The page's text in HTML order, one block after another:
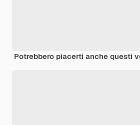
Potrebbero piacerti anche questi